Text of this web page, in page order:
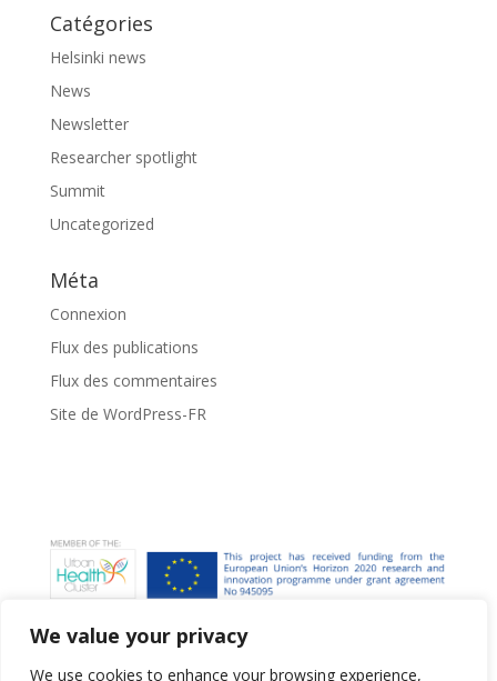
We value your privacy
We use cookies to enhance your browsing experience,
Catégories
Helsinki news
News
Newsletter
Researcher spotlight
Summit
Uncategorized
Méta
Connexion
Flux des publications
Flux des commentaires
Site de WordPress-FR